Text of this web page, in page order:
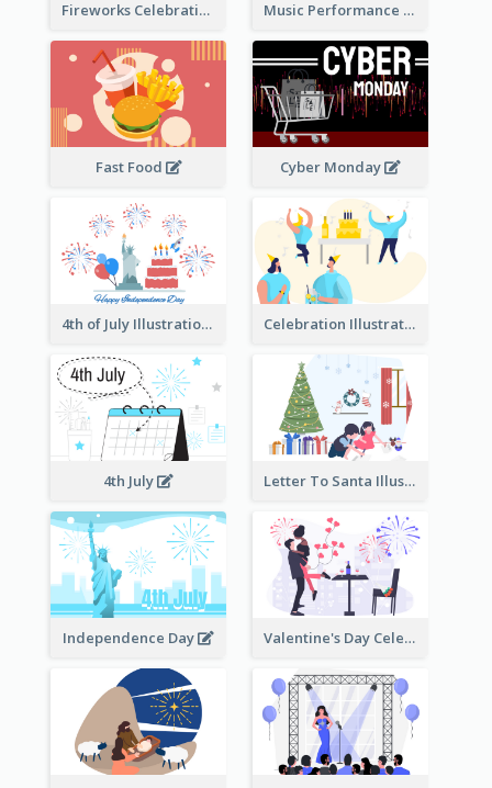
Fireworks Celebration Illustration Music Performance Illustration
Fast Food Cyber Monday
4th of July Illustration Celebration Illustration
4th July Letter To Santa Illustration
Independence Day Valentine's Day Celebration